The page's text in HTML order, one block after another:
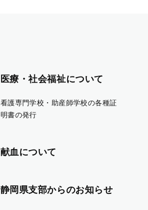
医療・社会福祉について
看護専門学校・助産師学校の各種証
明書の発行
献血について
静岡県支部からのお知らせ